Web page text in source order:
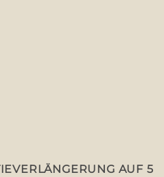
AUF 5